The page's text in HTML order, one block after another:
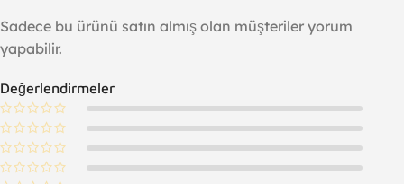
Değerlendirmeler
Sadece bu ürünü satın almış olan müşteriler yorum
yapabilir.